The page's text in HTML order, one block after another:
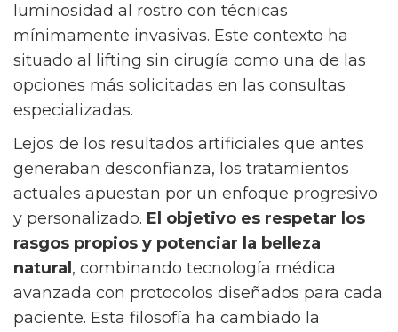
luminosidad al rostro con técnicas
mínimamente invasivas. Este contexto ha
situado al lifting sin cirugía como una de las
opciones más solicitadas en las consultas
especializadas.
Lejos de los resultados artificiales que antes
generaban desconfianza, los tratamientos
actuales apuestan por un enfoque progresivo
y personalizado. El objetivo es respetar los
rasgos propios y potenciar la belleza
natural , combinando tecnología médica
avanzada con protocolos diseñados para cada
paciente. Esta filosofía ha cambiado la